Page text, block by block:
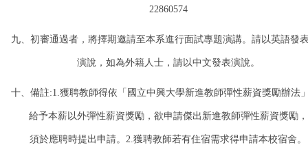
22860574
九、初審通過者，將擇期邀請至本系進行面試專題演講。請以英語發
演說，如為外籍人士，請以中文發表演說。
十、備註:1.獲聘教師得依 「 國立中興大學新進教師彈性薪資獎勵辦法
給予本薪以外彈性薪資獎勵，欲申請傑出新進教師彈性薪資獎勵，
須於應聘時提出申請。 2.獲聘教師若有住宿需求得申請本校宿舍。